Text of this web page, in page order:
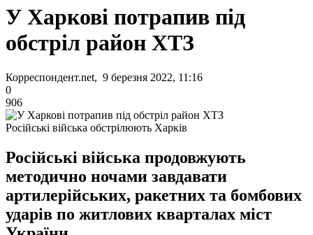
У Харкові потрапив під
обстріл район ХТЗ
Корреспондент.net, 9 березня 2022, 11:16
0
906
Російські війська обстрілюють Харків
Російські війська продовжують
методично ночами завдавати
артилерійських, ракетних та бомбових
ударів по житлових кварталах міст